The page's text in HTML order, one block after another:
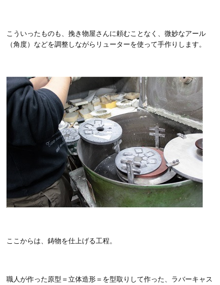
こういったものも、挽き物屋さんに頼むことなく、微妙なアール
（角度）などを調整しながらリューターを使って手作りします。
ここからは、鋳物を仕上げる工程。
職人が作った原型＝立体造形＝を型取りして作った、ラバーキャス